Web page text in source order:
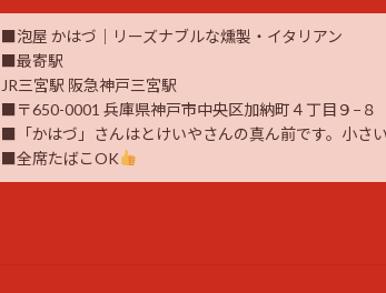
■泡屋 かはづ｜リーズナブルな燻製・イタリアン
■最寄駅
JR三宮駅 阪急神戸三宮駅
■〒650-0001 兵庫県神戸市中央区加納町４丁目９−８
■「かはづ」さんはとけいやさんの真ん前です。小さい
■全席たばこOK